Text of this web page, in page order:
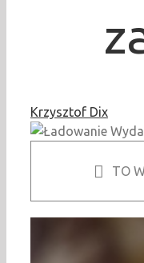
Krzysztof Dix
TO